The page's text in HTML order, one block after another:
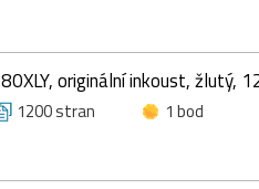
originální inkoust, žlutý,
1200 stran
1 bod